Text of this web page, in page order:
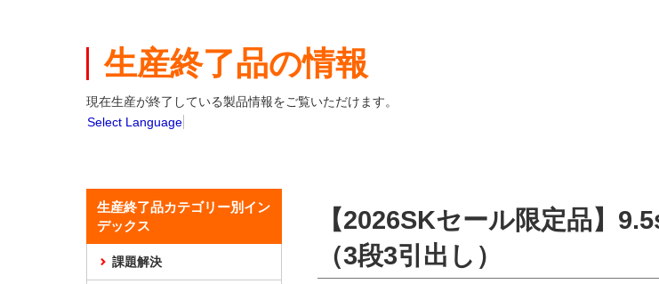
生産終了品の情報
現在生産が終了している製品情報をご覧いただけます。
Select Language
【2026SKセール限定品】
（3段3引出し）
生産終了品カテゴリー別イン
デックス
課題解決